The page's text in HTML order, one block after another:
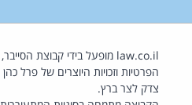
law.co.il מופעל בידי קבוצת הסייבר,
הפרטיות וזכויות היוצרים של פרל כהן
צדק לצר ברץ.